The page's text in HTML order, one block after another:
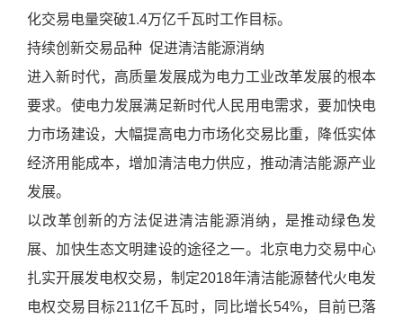
化交易电量突破1.4万亿千瓦时工作目标。
持续创新交易品种 促进清洁能源消纳
进入新时代，高质量发展成为电力工业改革发展的根本
要求。使电力发展满足新时代人民用电需求，要加快电
力市场建设，大幅提高电力市场化交易比重，降低实体
经济用能成本，增加清洁电力供应，推动清洁能源产业
发展。
以改革创新的方法促进清洁能源消纳，是推动绿色发
展、加快生态文明建设的途径之一。北京电力交易中心
扎实开展发电权交易，制定2018年清洁能源替代火电发
电权交易目标211亿千瓦时，同比增长54%，目前已落